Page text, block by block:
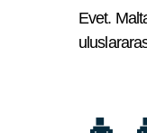
Evet.